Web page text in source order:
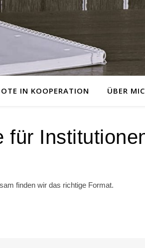
IN KOOPERATION ÜBER
für
finden wir das richtige Format.